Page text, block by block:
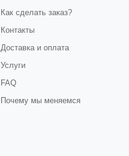
Как сделать заказ?
Контакты
Доставка и оплата
Услуги
FAQ
Почему мы меняемся